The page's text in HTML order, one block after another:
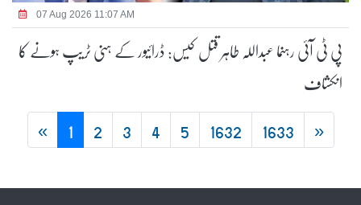
07 Aug 2026 11:07 AM
پی ٹی آئی رہنما عبداللہ طاہر قتل کیس: ڈرائیور کے ہنی ٹریپ ہونے کا
انکشاف
« 1 2 3 4 5 1632 1633 »